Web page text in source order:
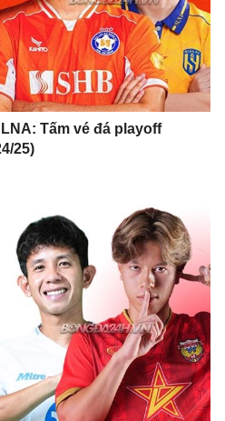
Tấm vé đá playoff
25)